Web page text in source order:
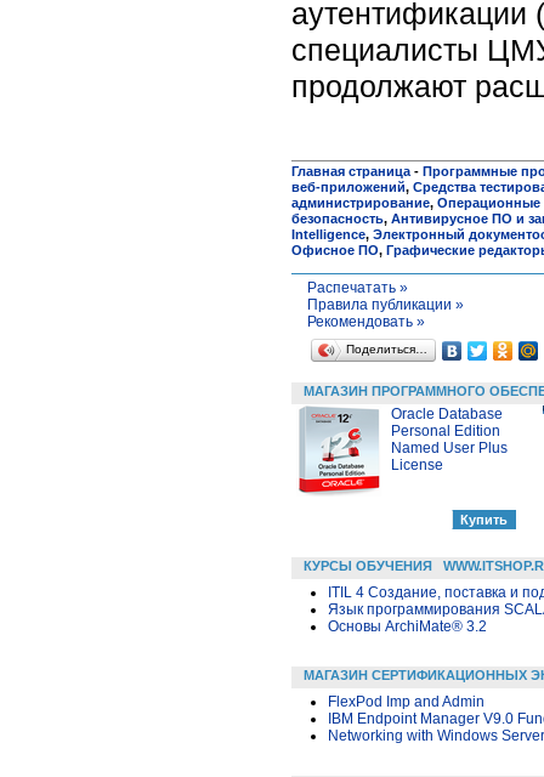
аутентификации
специалисты
продолжают
Главная страница - Программные
веб-приложений, Средства
администрирование, Операционные
безопасность, Антивирусное ПО и
Intelligence, Электронный
Офисное ПО, Графические
Распечатать »
Правила публикации »
Рекомендовать »
Поделиться…
МАГАЗИН ПРОГРАММНОГО
Oracle Database
Personal Edition
Named User Plus
License
КУРСЫ ОБУЧЕНИЯ
ITIL 4 Создание, поставка и
Язык программирования
Основы ArchiMate® 3.2
МАГАЗИН СЕРТИФИКАЦИОННЫХ
FlexPod Imp and Admin
IBM Endpoint Manager V9.0
Networking with Windows